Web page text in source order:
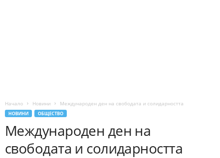
Начало Новини Международен ден на свободата и солидарността
НОВИНИ ОБЩЕСТВО
Международен ден на
свободата и солидарността